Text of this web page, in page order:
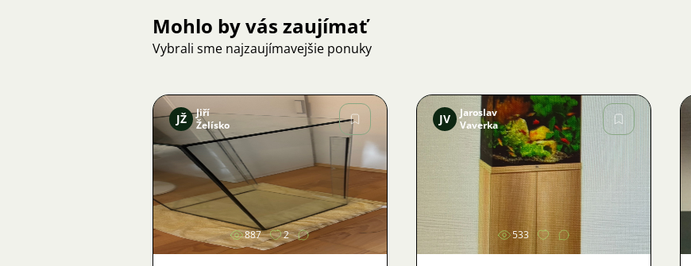
Mohlo by vás zaujímať
Vybrali sme najzaujímavejšie ponuky
Obrázok
JŽ
Jiří
Želísko
887 2
Obrázok
JV
Jaroslav
Vaverka
533